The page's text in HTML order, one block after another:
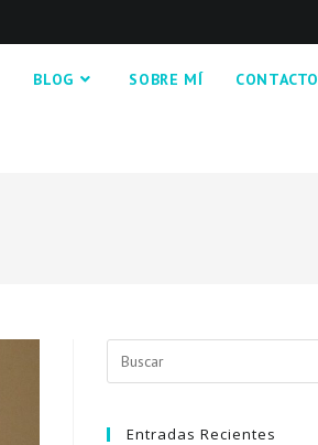
BLOG SOBRE MÍ CONTACTO
Buscar
en
webEntradas Recientes